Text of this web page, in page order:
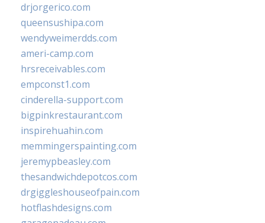
drjorgerico.com
queensushipa.com
wendyweimerdds.com
ameri-camp.com
hrsreceivables.com
empconst1.com
cinderella-support.com
bigpinkrestaurant.com
inspirehuahin.com
memmingerspainting.com
jeremypbeasley.com
thesandwichdepotcos.com
drgiggleshouseofpain.com
hotflashdesigns.com